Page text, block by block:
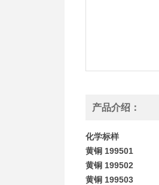
产品介绍：
化学标样
黄铜 199501
黄铜 199502
黄铜 199503